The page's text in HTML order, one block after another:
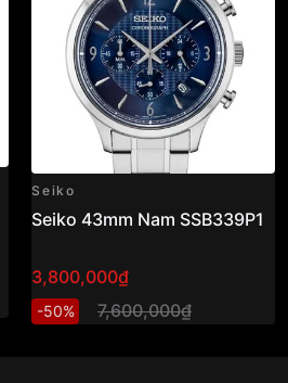
Seiko
Seiko 43mm Nam SSB339P1
3,800,000₫
-50% 7,600,000₫